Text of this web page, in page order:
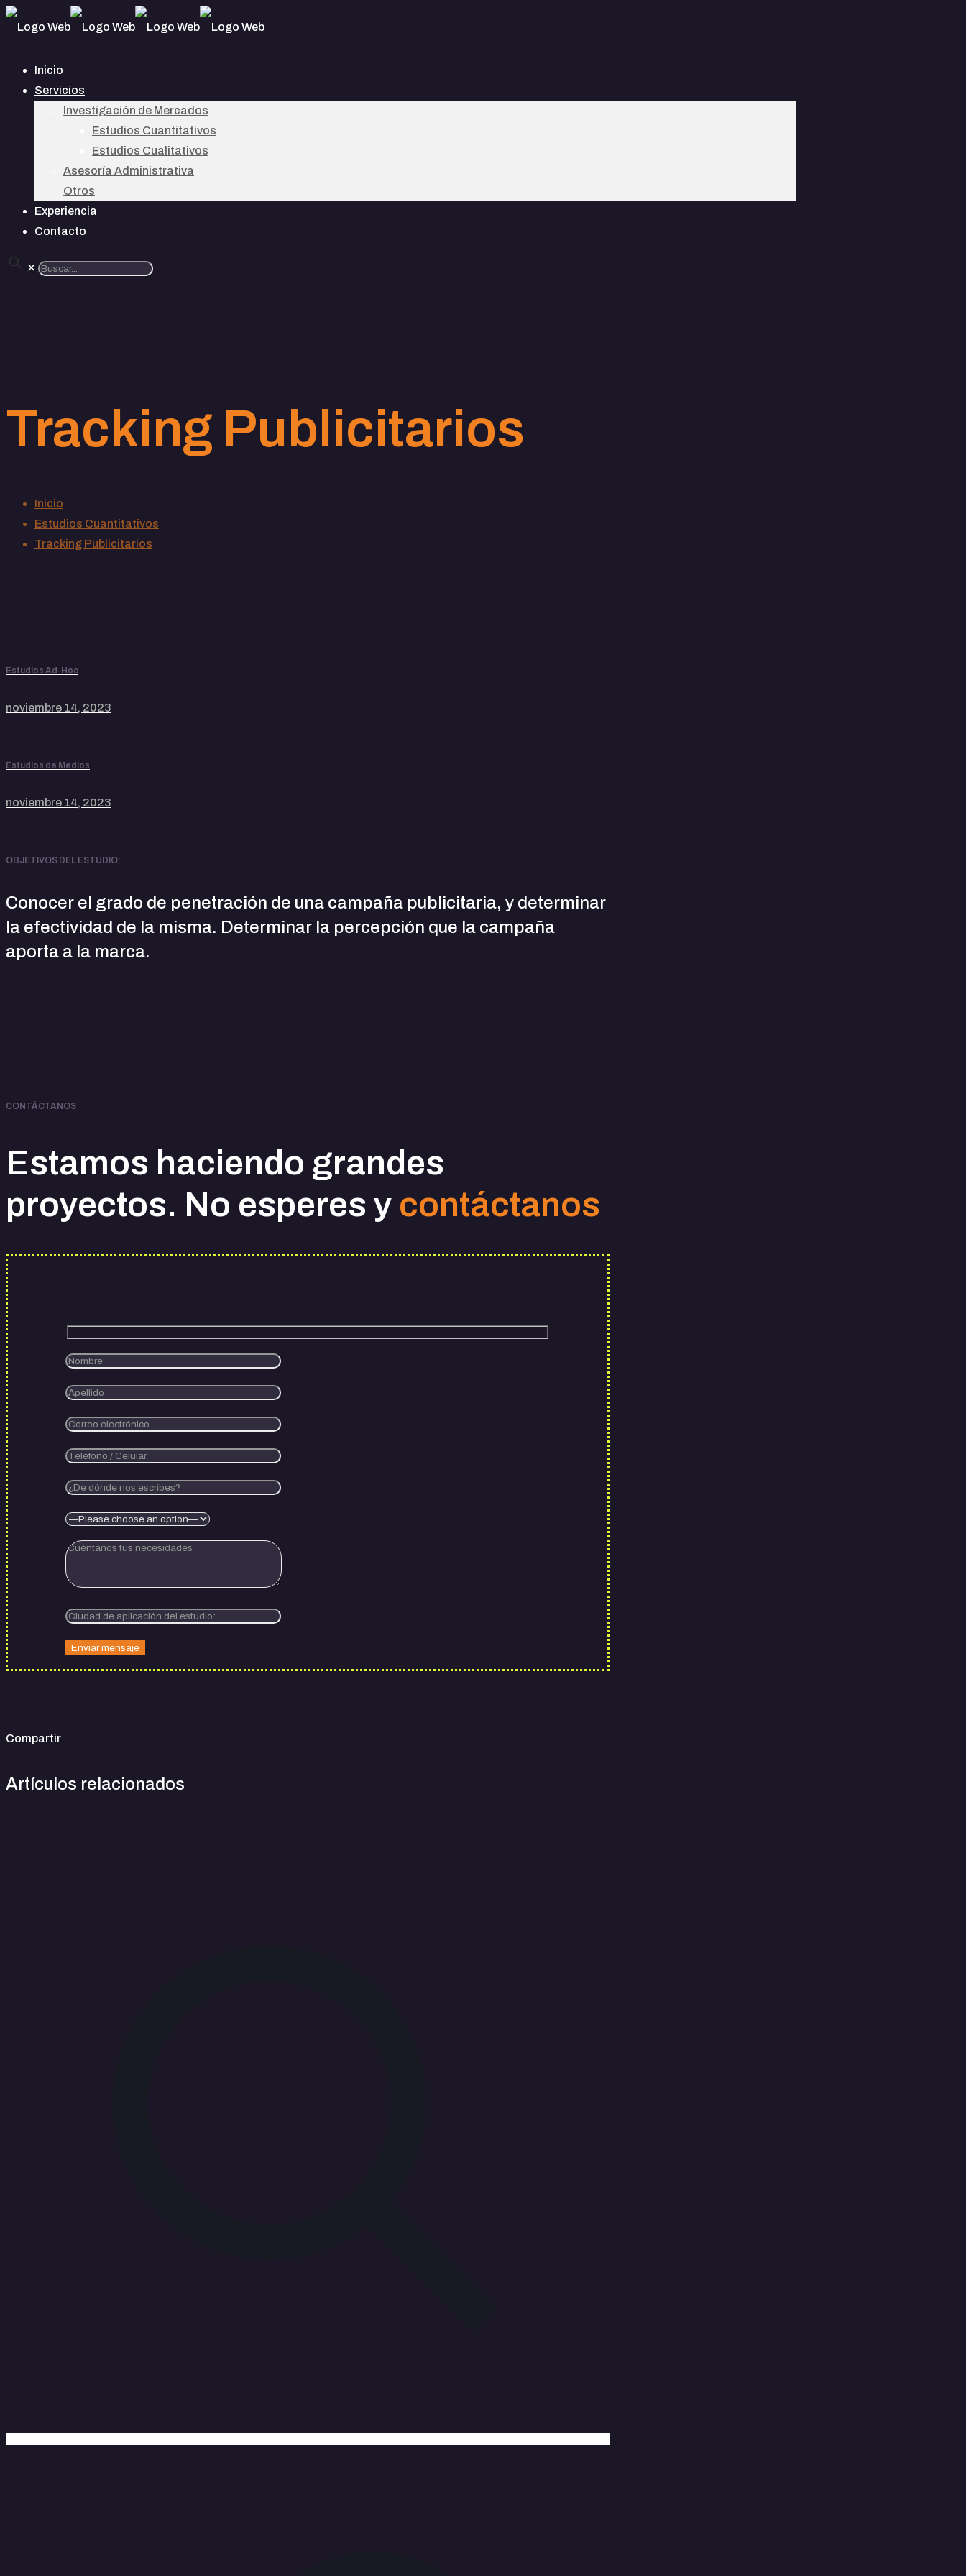
Inicio
Servicios
Investigación de Mercados
Estudios Cuantitativos
Estudios Cualitativos
Asesoría Administrativa
Otros
Experiencia
Contacto
✕
Tracking Publicitarios
Inicio
Estudios Cuantitativos
Tracking Publicitarios
Estudios Ad-Hoc
noviembre 14, 2023
Estudios de Medios
noviembre 14, 2023
OBJETIVOS DEL ESTUDIO:
Conocer el grado de penetración de una campaña publicitaria, y determinar
la efectividad de la misma. Determinar la percepción que la campaña
aporta a la marca.
CONTÁCTANOS
Estamos haciendo grandes
proyectos. No esperes y contáctanos
Compartir
Artículos relacionados